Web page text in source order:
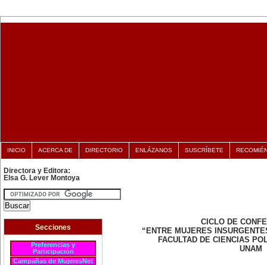
INICIO ACERCA DE DIRECTORIO ENLÁZANOS SUSCRÍBETE
Directora y Editora:
Elsa G. Lever Montoya
Secciones
Preferencias y
Participación
Campañas de MujeresNet
CICLO DE
“ENTRE MUJERES
FACULTAD DE CIENCIAS
UNAM